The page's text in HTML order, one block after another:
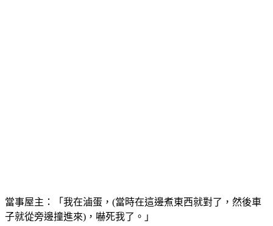
當事屋主：「我在滷蛋，(當時在這邊煮東西就對了，然後車
子就從旁邊撞進來)，嚇死我了。」